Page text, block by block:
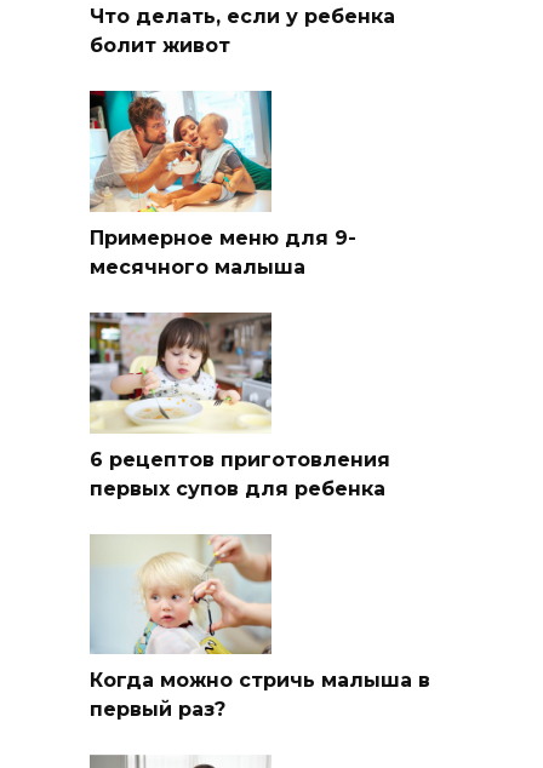
Что делать, если у ребенка
болит живот
Примерное меню для 9-
месячного малыша
6 рецептов приготовления
первых супов для ребенка
Когда можно стричь малыша в
первый раз?